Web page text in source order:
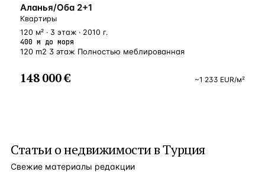
У МОРЯ
Аланья/Оба 2+1
Квартиры
120 м² · 3 этаж · 2010 г.
400 м до моря
120 m2 3 этаж Полностью меблированная
148 000 € ~1 233 EUR/м²
Статьи онедвижимости в Турция
Свежие материалы редакции